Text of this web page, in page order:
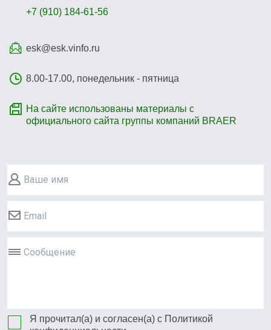
+7 (910) 184-61-56
esk@esk.vinfo.ru
8.00-17.00, понедельник - пятница
На сайте использованы материалы с
официального сайта группы компаний BRAER
Ваше имя
Email
Сообщение
Я прочитал(а) и согласен(а) с Политикой